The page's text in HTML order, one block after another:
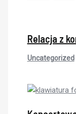
Relacja z
Uncategorized